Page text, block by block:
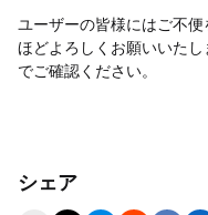
ユーザーの皆様にはご不
ほどよろしくお願いいた
でご確認ください。
シェア